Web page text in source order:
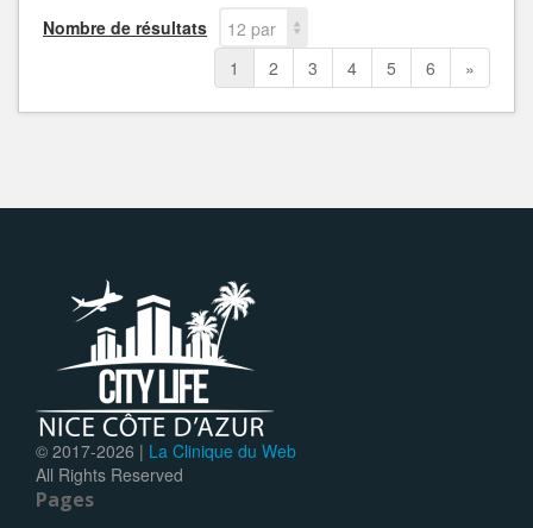
Nombre de résultats
12 par
page
1 2 3 4 5 6 »
© 2017-2026 | La Clinique du Web
All Rights Reserved
Pages